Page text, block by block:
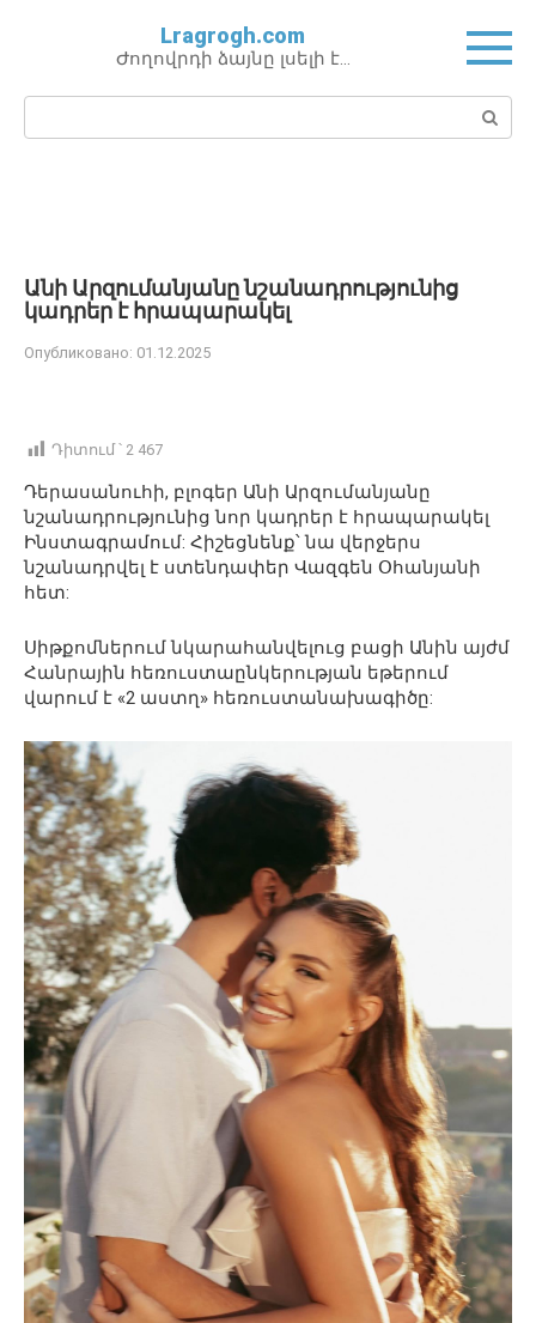
Lragrogh.com
Ժողովրդի ձայնը լսելի է…
Поиск:
Անի Արզումանյանը նշանադրությունից
կադրեր է հրապարակել
Опубликовано: 01.12.2025
Դիտում ՝ 2 467
Դերասանուհի, բլոգեր Անի Արզումանյանը
նշանադրությունից նոր կադրեր է հրապարակել
Ինստագրամում: Հիշեցնենք՝ նա վերջերս
նշանադրվել է ստենդափեր Վազգեն Օհանյանի
հետ:
Սիթքոմներում նկարահանվելուց բացի Անին այժմ
Հանրային հեռուստաընկերության եթերում
վարում է «2 աստղ» հեռուստանախագիծը: